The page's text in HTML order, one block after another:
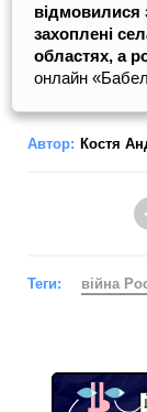
відмовилися
захоплені
областях, а
онлайн
Автор: Костя
Теги: війна